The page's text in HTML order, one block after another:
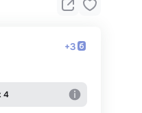
+3
4